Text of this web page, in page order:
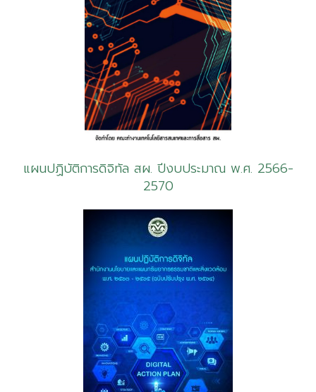
แผนปฏิบัติการดิจิทัล สผ. ปีงบประมาณ พ.ศ. 2566-
2570